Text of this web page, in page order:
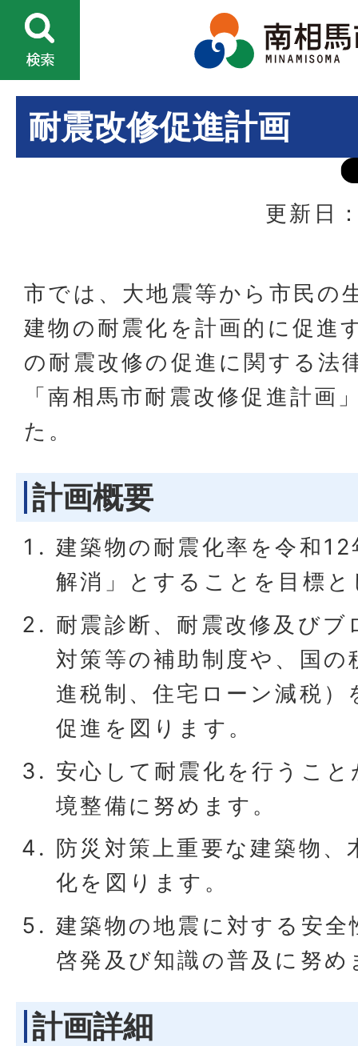
耐震改修促進計画
更新日
市では、大地震等から市民の
建物の耐震化を計画的に促進
の耐震改修の促進に関する法
「南相馬市耐震改修促進計画
た。
計画概要
建築物の耐震化率を令和
解消」とすることを目標
耐震診断、耐震改修及び
対策等の補助制度や、国の
進税制、住宅ローン減税）
促進を図ります。
安心して耐震化を行うこ
境整備に努めます。
防災対策上重要な建築物、
化を図ります。
建築物の地震に対する安
啓発及び知識の普及に努め
計画詳細